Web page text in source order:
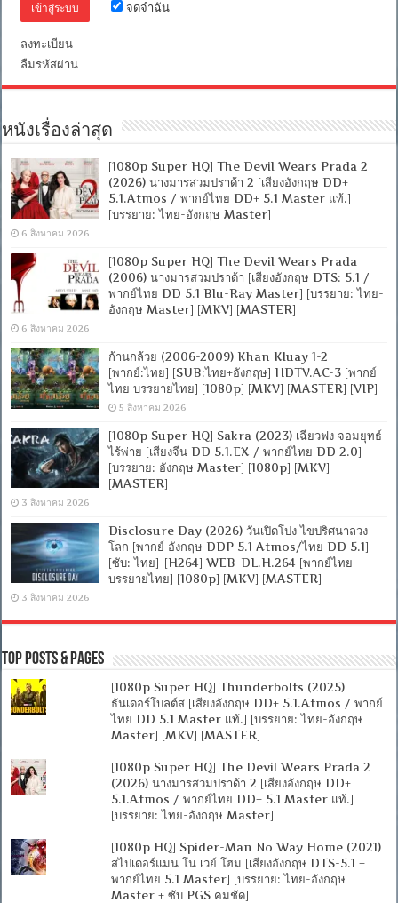
+
จดจำฉัน
ลงทะเบียน
ลืมรหัสผ่าน
หนังเรื่องล่าสุด
[1080p Super HQ] The Devil Wears Prada 2
(2026) นางมารสวมปราด้า 2 [เสียงอังกฤษ DD+
5.1.Atmos / พากย์ไทย DD+ 5.1 Master แท้.]
[บรรยาย: ไทย-อังกฤษ Master]
6 สิงหาคม 2026
[1080p Super HQ] The Devil Wears Prada
(2006) นางมารสวมปราด้า [เสียงอังกฤษ DTS: 5.1 /
พากย์ไทย DD 5.1 Blu-Ray Master] [บรรยาย: ไทย-
อังกฤษ Master] [MKV] [MASTER]
6 สิงหาคม 2026
ก้านกล้วย (2006-2009) Khan Kluay 1-2
[พากย์:ไทย] [SUB:ไทย+อังกฤษ] HDTV.AC-3 [พากย์
ไทย บรรยายไทย] [1080p] [MKV] [MASTER] [VIP]
5 สิงหาคม 2026
[1080p Super HQ] Sakra (2023) เฉียวฟง จอมยุทธ์
ไร้พ่าย [เสียงจีน DD 5.1.EX / พากย์ไทย DD 2.0]
[บรรยาย: อังกฤษ Master] [1080p] [MKV]
[MASTER]
3 สิงหาคม 2026
Disclosure Day (2026) วันเปิดโปง ไขปริศนาลวง
โลก [พากย์ อังกฤษ DDP 5.1 Atmos/ไทย DD 5.1]-
[ซับ: ไทย]-[H264] WEB-DL.H.264 [พากย์ไทย
บรรยายไทย] [1080p] [MKV] [MASTER]
3 สิงหาคม 2026
Top Posts & Pages
[1080p Super HQ] Thunderbolts (2025)
ธันเดอร์โบลต์ส [เสียงอังกฤษ DD+ 5.1.Atmos / พากย์
ไทย DD 5.1 Master แท้.] [บรรยาย: ไทย-อังกฤษ
Master] [MKV] [MASTER]
[1080p Super HQ] The Devil Wears Prada 2
(2026) นางมารสวมปราด้า 2 [เสียงอังกฤษ DD+
5.1.Atmos / พากย์ไทย DD+ 5.1 Master แท้.]
[บรรยาย: ไทย-อังกฤษ Master]
[1080p HQ] Spider-Man No Way Home (2021)
สไปเดอร์แมน โน เวย์ โฮม [เสียงอังกฤษ DTS-5.1 +
พากย์ไทย 5.1 Master] [บรรยาย: ไทย-อังกฤษ
Master + ซับ PGS คมชัด]